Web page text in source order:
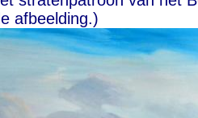
afbeelding.)